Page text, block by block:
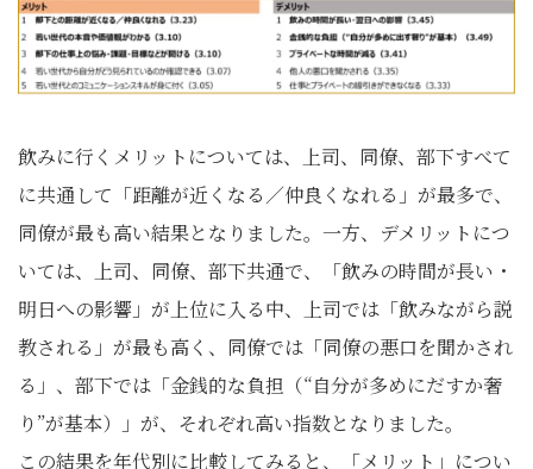
飲みに行くメリットについては、上司、同僚、部下すべて
に共通して「距離が近くなる／仲良くなれる」が最多で、
同僚が最も高い結果となりました。一方、デメリットにつ
いては、上司、同僚、部下共通で、「飲みの時間が長い・
明日への影響」が上位に入る中、上司では「飲みながら説
教される」が最も高く、同僚では「同僚の悪口を聞かされ
る」、部下では「金銭的な負担（“自分が多めにだすか奢
り”が基本）」が、それぞれ高い指数となりました。
この結果を年代別に比較してみると、「メリット」につい